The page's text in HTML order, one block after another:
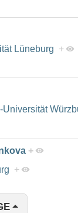
Lüneburg +
+
+